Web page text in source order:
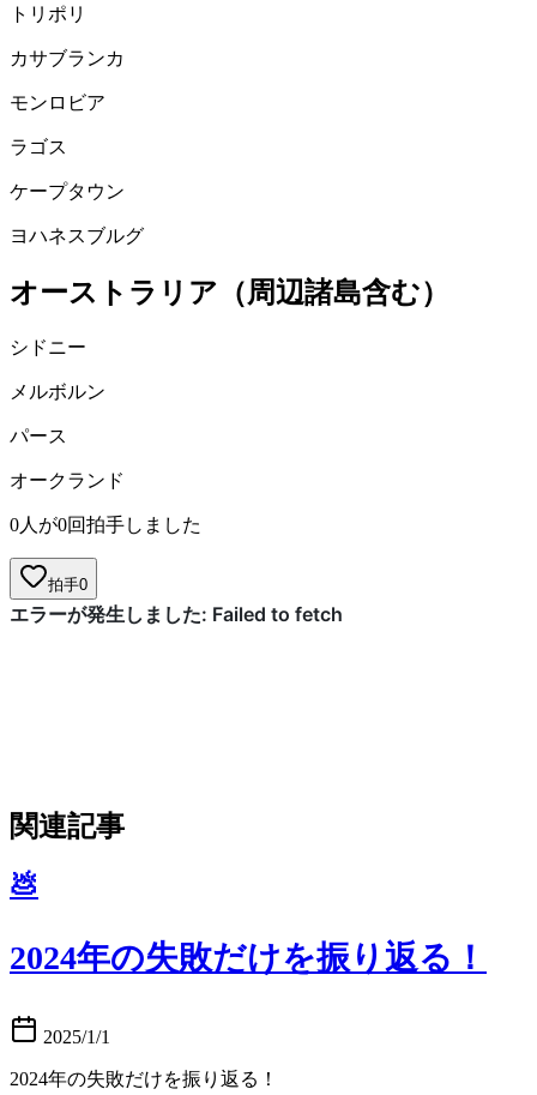
トリポリ
カサブランカ
モンロビア
ラゴス
ケープタウン
ヨハネスブルグ
オーストラリア（周辺諸島含む）
シドニー
メルボルン
パース
オークランド
0人が0回拍手しました
拍手0
関連記事
💩
2024年の失敗だけを振り返る！
2025/1/1
2024年の失敗だけを振り返る！